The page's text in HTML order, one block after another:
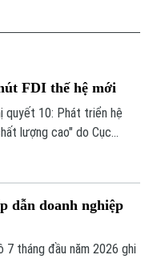
FDI thế hệ mới
quyết 10: Phát triển hệ
lượng cao" do Cục
sang phát triển khu vực
hiệu quả và có sức lan
dẫn doanh nghiệp
7 tháng đầu năm 2026 ghi